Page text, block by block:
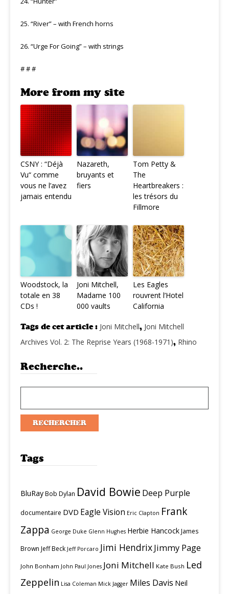
25. “River” – with French horns
26. “Urge For Going” – with strings
# # #
More from my site
CSNY : “Déjà
Vu“ comme
vous ne l’avez
jamais entendu
Nazareth,
bruyants et
fiers
Tom Petty &
The
Heartbreakers :
les trésors du
Fillmore
Woodstock, la
totale en 38
CDs !
Joni Mitchell,
Madame 100
000 vaults
Les Eagles
rouvrent l’Hotel
California
Tags de cet article : Joni Mitchell, Joni Mitchell
Archives Vol. 2: The Reprise Years (1968-1971), Rhino
Recherche..
Tags
BluRayBob Dylan David Bowie Deep Purple
documentaire DVD Eagle Vision Eric Clapton Frank
Zappa George Duke Glenn Hughes Herbie HancockJames
Brown Jeff Beck Jeff Porcaro Jimi HendrixJimmy Page
John Bonham John Paul Jones Joni Mitchell Kate Bush Led
Zeppelin Lisa Coleman Mick Jagger Miles Davis Neil